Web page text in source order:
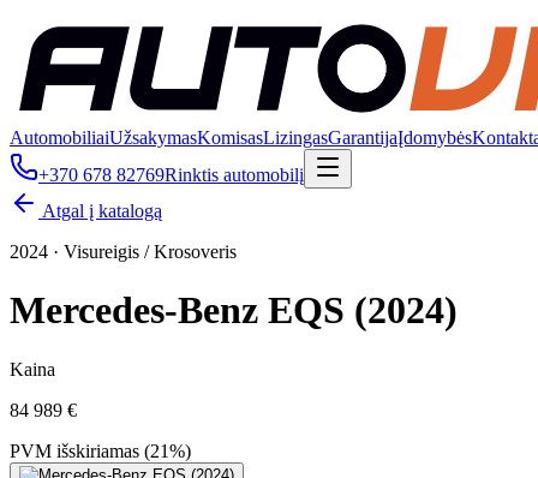
AutomobiliaiUžsakymasKomisasLizingasGarantijaĮdomybės
+370 678 82769Rinktis automobilį
Atgal į katalogą
2024 · Visureigis / Krosoveris
Mercedes-Benz EQS (2024)
Kaina
84 989 €
PVM išskiriamas (21%)